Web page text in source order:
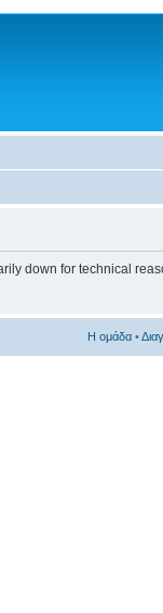
down for technical
Η ομάδα •